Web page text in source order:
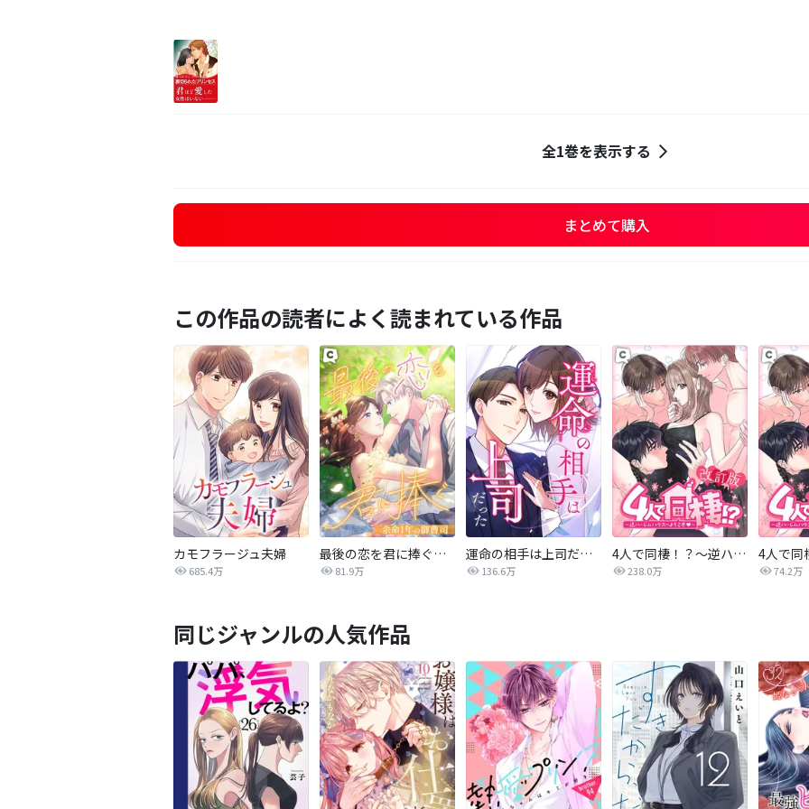
全1巻を表示する
まとめて購入
この作品の読者によく読まれている作品
カモフラージュ夫婦
685.4万
最後の恋を君に捧ぐ～余命1年の御曹司～
81.9万
運命の相手は上司だった
136.6万
4人で同棲！？～逆ハーレムハウスへようこそ♥～【改訂版】
238.0万 74.2万
同じジャンルの人気作品